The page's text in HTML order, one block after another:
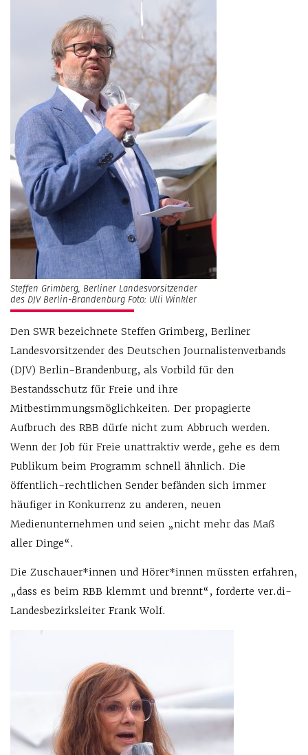
Steffen Grimberg, Berliner Landesvorsitzender
des DJV Berlin-Brandenburg Foto: Ulli Winkler
Den SWR bezeichnete Steffen Grimberg, Berliner
Landesvorsitzender des Deutschen Journalistenverbands
(DJV) Berlin-Brandenburg, als Vorbild für den
Bestandsschutz für Freie und ihre
Mitbestimmungsmöglichkeiten. Der propagierte
Aufbruch des RBB dürfe nicht zum Abbruch werden.
Wenn der Job für Freie unattraktiv werde, gehe es dem
Publikum beim Programm schnell ähnlich. Die
öffentlich-rechtlichen Sender befänden sich immer
häufiger in Konkurrenz zu anderen, neuen
Medienunternehmen und seien „nicht mehr das Maß
aller Dinge“.
Die Zuschauer*innen und Hörer*innen müssten erfahren,
„dass es beim RBB klemmt und brennt“, forderte ver.di-
Landesbezirksleiter Frank Wolf.